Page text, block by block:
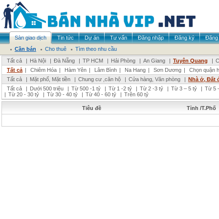
Sàn giao dịch Tin tức Dự án Tư vấn Đăng nhập Đăng ký
Đăng
Cần bán
Cho thuê
Tìm theo nhu cầu
Tất cả
| Hà Nội | Đà Nẵng | TP HCM | Hải Phòng | An Giang | Tuyên Quang |
Tất cả | Chiêm Hóa | Hàm Yên | Lâm Bình | Na Hang | Sơn Dương |
Chọn quận
Tất cả
| Mặt phố, Mặt tiền | Chung cư ,căn hộ | Cửa hàng, Văn phòng | Nhà ở, Đất
Tất cả
| Dưới 500 triệu | Từ 500 -1 tỷ | Từ 1 -2 tỷ | Từ 2 -3 tỷ | Từ 3 – 5 tỷ | Từ 5
| Từ 20 - 30 tỷ | Từ 30 - 40 tỷ | Từ 40 - 60 tỷ | Trên 60 tỷ
Tiêu đề Tỉnh /T.Phố